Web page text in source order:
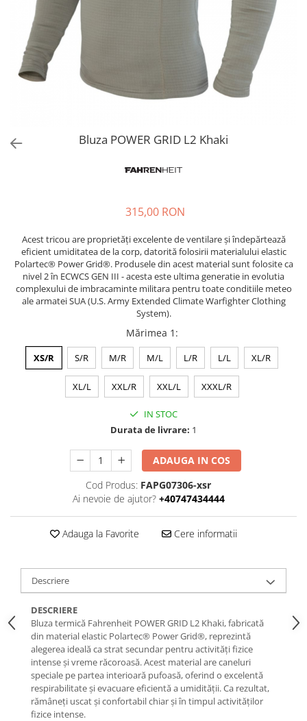
Bluza POWER GRID L2 Khaki
315,00 RON
Acest tricou are proprietăți excelente de ventilare și îndepărtează
eficient umiditatea de la corp, datorită folosirii materialului elastic
Polartec® Power Grid®. Produsele din acest material sunt folosite ca
nivel 2 în ECWCS GEN III - acesta este ultima generatie in evolutia
complexului de imbracaminte militara pentru toate conditiile meteo
ale armatei SUA (U.S. Army Extended Climate Warfighter Clothing
System).
Mărimea 1 :
XS/R S/R M/R M/L L/R L/L XL/R
XL/L XXL/R XXL/L XXXL/R
IN STOC
Durata de livrare: 1
ADAUGA IN COS
Cod Produs: FAPG07306-xsr
Ai nevoie de ajutor? +40747434444
Adauga la Favorite Cere informatii
Descriere
DESCRIERE
Bluza termică Fahrenheit POWER GRID L2 Khaki, fabricată
din material elastic Polartec® Power Grid®, reprezintă
alegerea ideală ca strat secundar pentru activități fizice
intense și vreme răcoroasă. Acest material are caneluri
speciale pe partea interioară pufoasă, oferind o excelentă
respirabilitate și evacuare eficientă a umidității. Ca rezultat,
rămâneți uscat și confortabil chiar și în timpul activităților
fizice intense.